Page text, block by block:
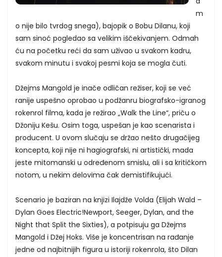
m
o nije bilo tvrdog snega), bajopik o Bobu Dilanu, koji
sam sinoć pogledao sa velikim iščekivanjem. Odmah
ću na početku reći da sam uživao u svakom kadru,
svakom minutu i svakoj pesmi koja se mogla čuti.
Džejms Mangold je inače odličan režiser, koji se već
ranije uspešno oprobao u podžanru biografsko-igranog
rokenrol filma, kada je režirao „Walk the Line“, priču o
Džoniju Kešu. Osim toga, uspešan je kao scenarista i
producent. U ovom slučaju se držao nešto drugačijeg
koncepta, koji nije ni hagiografski, ni artistički, mada
jeste mitomanski u određenom smislu, ali i sa kritičkom
notom, u nekim delovima čak demistifikujući.
Scenario je baziran na knjizi Ilajdže Volda (Elijah Wald –
Dylan Goes Electric!Newport, Seeger, Dylan, and the
Night that Split the Sixties), a potpisuju ga Džejms
Mangold i Džej Hoks. Više je koncentrisan na rađanje
jedne od najbitnijih figura u istoriji rokenrola, što Dilan